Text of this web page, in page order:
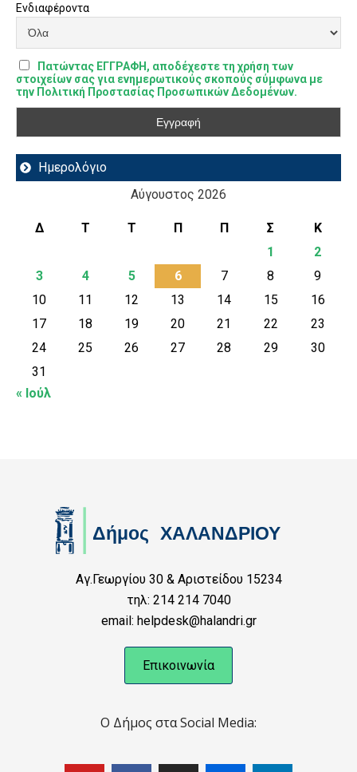
Ενδιαφέροντα
Πατώντας ΕΓΓΡΑΦΗ, αποδέχεστε τη χρήση των
στοιχείων σας για ενημερωτικούς σκοπούς σύμφωνα με
την Πολιτική Προστασίας Προσωπικών Δεδομένων.
Ημερολόγιο
Αύγουστος 2026
Δ Τ Τ Π Π Σ
Κ
1
2
3
4 5 6 7 8
9
10
11 12 13 14 15
16
17
18 19 20 21 22
23
24
25 26 27 28 29
30
31
« Ιούλ
Αγ.Γεωργίου 30 & Αριστείδου 15234
τηλ: 214 214 7040
email: helpdesk@halandri.gr
Επικοινωνία
Ο Δήμος στα Social Media: